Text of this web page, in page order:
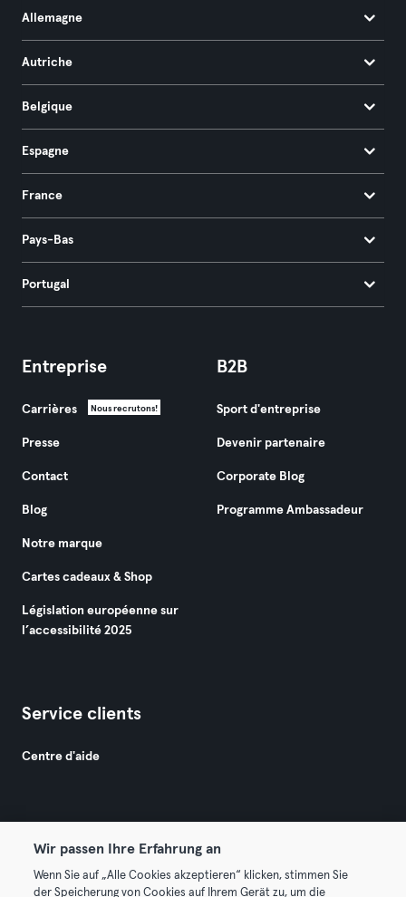
Allemagne
Autriche
Belgique
Espagne
France
Pays-Bas
Portugal
Entreprise
Carrières Nous recrutons!
Presse
Contact
Blog
Notre marque
Cartes cadeaux & Shop
Législation européenne sur
l’accessibilité 2025
B2B
Sport d'entreprise
Devenir partenaire
Corporate Blog
Programme Ambassadeur
Service clients
Centre d'aide
© 2026 Urban Sports Group GmbH. All rights reserved.
Wir passen Ihre Erfahrung an
Wenn Sie auf „Alle Cookies akzeptieren“ klicken, stimmen Sie
der Speicherung von Cookies auf Ihrem Gerät zu, um die